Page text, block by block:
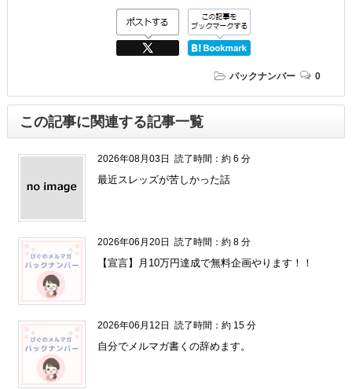
バックナンバー 0
この記事に関連する記事一覧
2026年08月03日読了時間：約 6 分
最近スレッズが苦しかった話
2026年06月20日読了時間：約 8 分
【宣言】月10万円達成で無料企画やります！！
2026年06月12日読了時間：約 15 分
自分でメルマガ書くの辞めます。